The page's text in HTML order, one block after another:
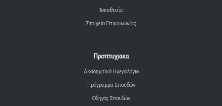
Τοποθεσία
Στοιχεία Επικοινωνίας
Προπτυχιακα
Ακαδημαϊκό Ημερολόγιο
Πρόγραμμα Σπουδών
Οδηγός Σπουδών